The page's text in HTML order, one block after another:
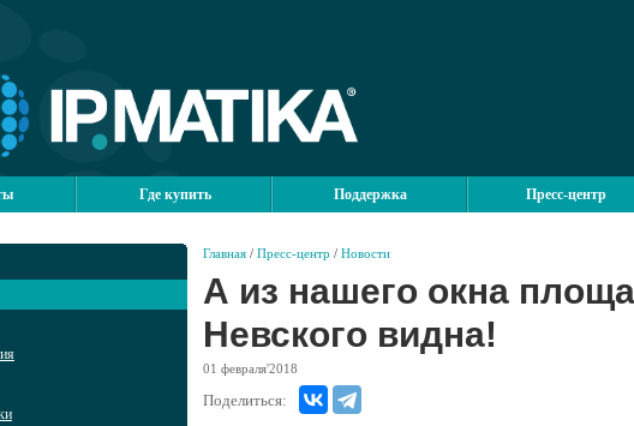
Где купить Поддержка Пресс-центр
Главная / Пресс-центр / Новости
А из нашего окна
Невского видна!
01 февраля'2018
Поделиться: